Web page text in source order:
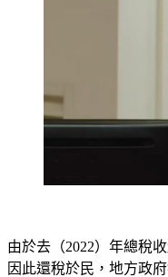
由於去（2022）年總稅
因此還稅於民，地方政